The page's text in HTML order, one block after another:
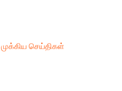
முக்கிய செய்திகள்